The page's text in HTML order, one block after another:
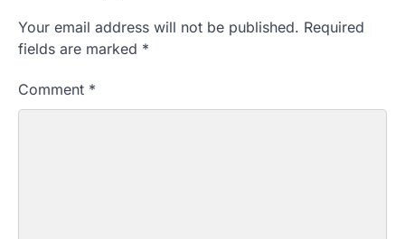
Your email address will not be published. Required
fields are marked *
Comment *